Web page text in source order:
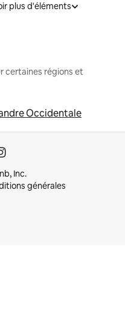
plus d'éléments
certaines régions et
Occidentale
Inc.
générales